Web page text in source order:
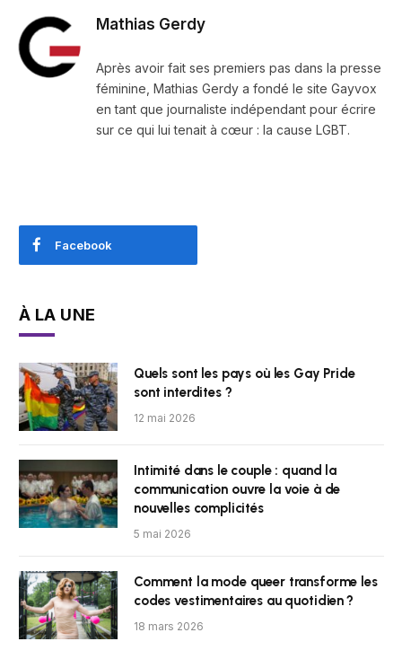
Mathias Gerdy
Après avoir fait ses premiers pas dans la presse
féminine, Mathias Gerdy a fondé le site Gayvox
en tant que journaliste indépendant pour écrire
sur ce qui lui tenait à cœur : la cause LGBT.
Facebook
À LA UNE
Quels sont les pays où les Gay Pride
sont interdites ?
12 mai 2026
Intimité dans le couple : quand la
communication ouvre la voie à de
nouvelles complicités
5 mai 2026
Comment la mode queer transforme les
codes vestimentaires au quotidien ?
18 mars 2026